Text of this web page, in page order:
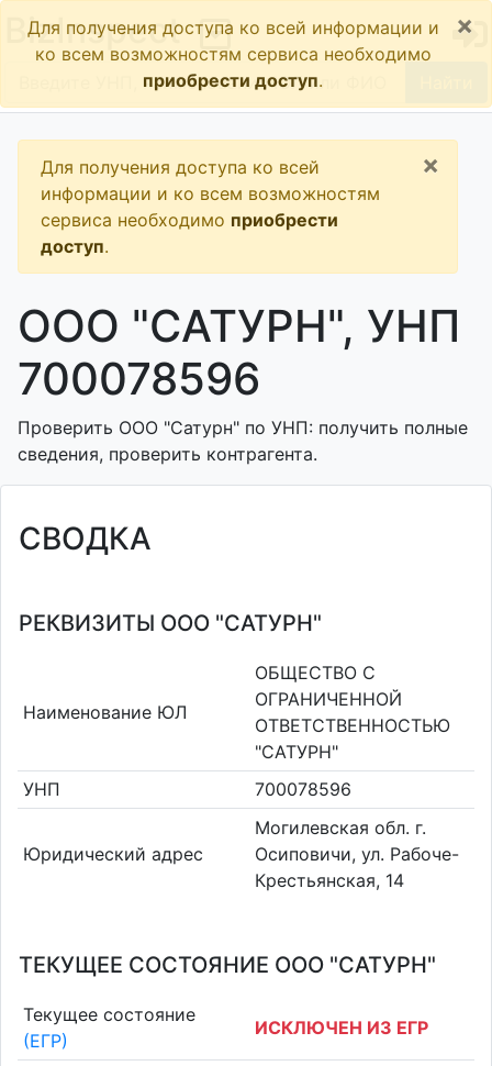
BizInspect
Для получения доступа ко всей информации и
ко всем возможностям сервиса необходимо
приобрести доступ.
×
Для получения доступа ко всей
информации и ко всем возможностям
сервиса необходимо приобрести
доступ.
×
ООО "САТУРН", УНП
700078596
Проверить ООО "Сатурн" по УНП: получить полные
сведения, проверить контрагента.
СВОДКА
РЕКВИЗИТЫ ООО "САТУРН"
Наименование ЮЛ
ОБЩЕСТВО С
ОГРАНИЧЕННОЙ
ОТВЕТСТВЕННОСТЬЮ
"САТУРН"
УНП
700078596
Юридический адрес
Могилевская обл. г.
Осиповичи, ул. Рабоче-
Крестьянская, 14
ТЕКУЩЕЕ СОСТОЯНИЕ ООО "САТУРН"
Текущее состояние
(ЕГР)
ИСКЛЮЧЕН ИЗ ЕГР